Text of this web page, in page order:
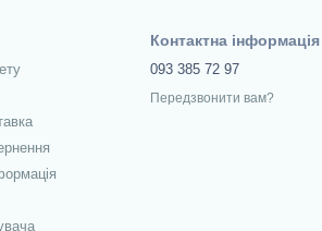
Контактна інформація
093 385 72 97
Передзвонити вам?